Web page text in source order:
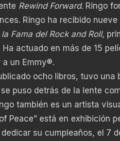
Rewind Forward. Ringo
Ringo ha recibido
Fama del Rock and Roll,
Ha actuado en más de 15
un Emmy®.
ocho libros, tuvo
puso detrás de la lente
también es un artista
Peace” está en exhibición
su cumpleaños, el 7